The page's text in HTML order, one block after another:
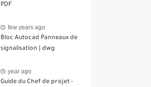
PDF
few years ago
Bloc Autocad Panneaux de
signalisation | dwg
year ago
Guide du Chef de projet -